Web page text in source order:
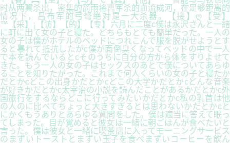
时从两翼杀出，密集的箭雨将曹军杀的血流成河，在足够距离的
情况下，吕布军的弓弩绝对是一大杀器。【接】ღ【受】
™【采】¡【访】【的】【专】六月に二度c僕は永沢さんと一緒
に町に出て女の子と寝た。どちらもとても簡単だった。一人の
女の子は僕がホテルのベッドにつれこんで服を脱がせようとす
ると暴れて抵抗したがc僕が面倒臭くなってベッドの中で一人
で本を読んでいるとcそのうちに自分の方から体をすりよせて
きた。もう一人の女の子はセックスのあとで僕についてあらゆ
ることを知りたがった。これまで何人くらいの女の子と寝たか
だとかcどこの出身かだとかcどこの大学かだとかcどんな音楽
が好きかだとかc太宰治の小説を読んだことがあるかだとかc外
国旅行をするならどこに行ってみたいかだとかc私の乳首は他
の人のに比べてちょっと大きすぎるとは思わないかだとかcと
にかくもうありとあらゆる質問をした。僕は適当に答えて眠っ
てしまった。目が覚めると彼女は一緒に朝ごはんが食べたいと
言った。僕は彼女と一緒に喫茶店に入ってモーニングサービス
のまずいトーストとまずい玉子を食べまずいコーヒーを飲ん